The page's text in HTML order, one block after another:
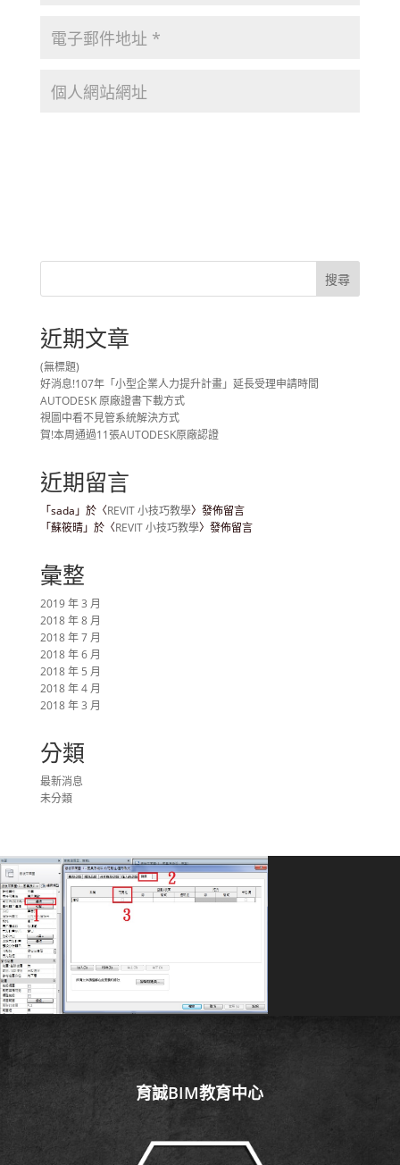
近期文章
(無標題)
好消息!107年「小型企業人力提升計畫」延長受理申請時間
AUTODESK 原廠證書下載方式
視圖中看不見管系統解決方式
賀!本周通過11張AUTODESK原廠認證
近期留言
「sada 」於〈REVIT 小技巧教學〉發佈留言
「蘇筱晴」於〈REVIT 小技巧教學〉發佈留言
彙整
2019 年 3 月
2018 年 8 月
2018 年 7 月
2018 年 6 月
2018 年 5 月
2018 年 4 月
2018 年 3 月
分類
最新消息
未分類
育誠BIM教育中心